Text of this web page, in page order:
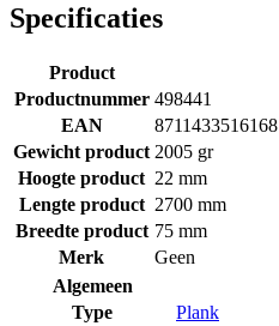
Specificaties
Product
Productnummer 498441
EAN
8711433516168
Gewicht product 2005 gr
Hoogte product 22 mm
Lengte product 2700 mm
Breedte product 75 mm
Merk
Geen
Algemeen
Type
Plank